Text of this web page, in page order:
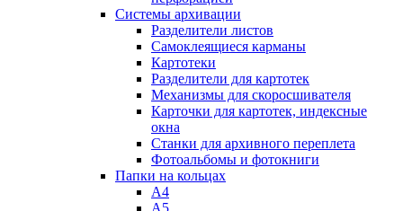
Системы архивации
Разделители листов
Самоклеящиеся карманы
Картотеки
Разделители для картотек
Механизмы для скоросшивателя
Карточки для картотек, индексные
окна
Станки для архивного переплета
Фотоальбомы и фотокниги
Папки на кольцах
А4